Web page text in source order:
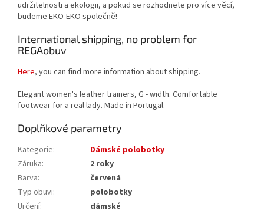
udržitelnosti a ekologii, a pokud se rozhodnete pro více věcí,
budeme EKO-EKO společně!
International shipping, no problem for
REGAobuv
Here, you can find more information about shipping.
Elegant women's leather trainers, G - width. Comfortable
footwear for a real lady. Made in Portugal.
Doplňkové parametry
Kategorie:
Dámské polobotky
Záruka:
2 roky
Barva:
červená
Typ obuvi:
polobotky
Určení:
dámské